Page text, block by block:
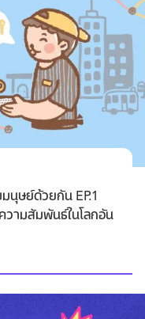
มนุษย์ด้วยกัน EP.1
วามสัมพันธ์ในโลกอัน